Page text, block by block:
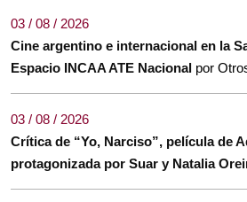
03 / 08 / 2026
Cine argentino e internacional en la
Espacio INCAA ATE Nacional por
03 / 08 / 2026
Crítica de “Yo, Narciso”, película de
protagonizada por Suar y Natalia